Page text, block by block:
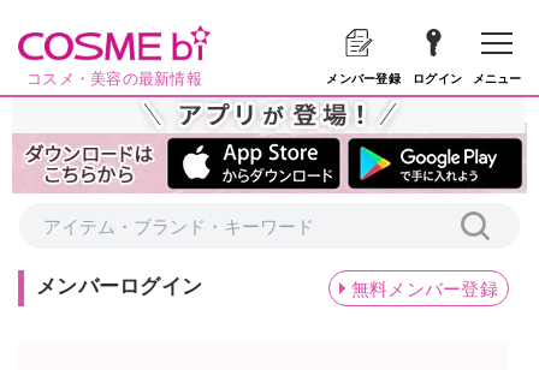
コスメ・美容の最新情報 メンバー登録 ログイン メニュー
メンバーログイン 無料メンバー登録